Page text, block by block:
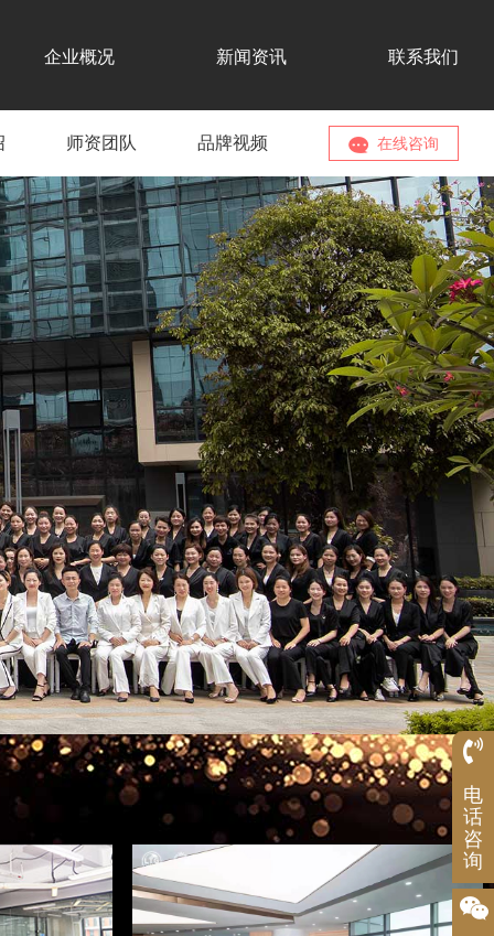
企业概况 新闻资讯 联系我们
在线咨询
师资团队 品牌视频
电
话
咨
询
务
热
线